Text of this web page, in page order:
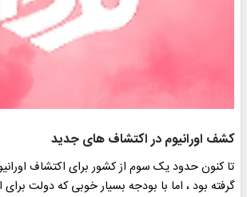
کشف اورانیوم در اکتشاف های جدید
تا کنون حدود یک سوم از کشور برای اکتشاف
گرفته بود ، اما با بودجه بسیار خوبی که دولت